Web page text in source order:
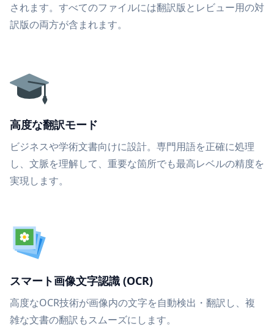
されます。すべてのファイルには翻訳版とレビュー用の対
訳版の両方が含まれます。
高度な翻訳モード
ビジネスや学術文書向けに設計。専門用語を正確に処理
し、文脈を理解して、重要な箇所でも最高レベルの精度を
実現します。
スマート画像文字認識 (OCR)
高度なOCR技術が画像内の文字を自動検出・翻訳し、複
雑な文書の翻訳もスムーズにします。